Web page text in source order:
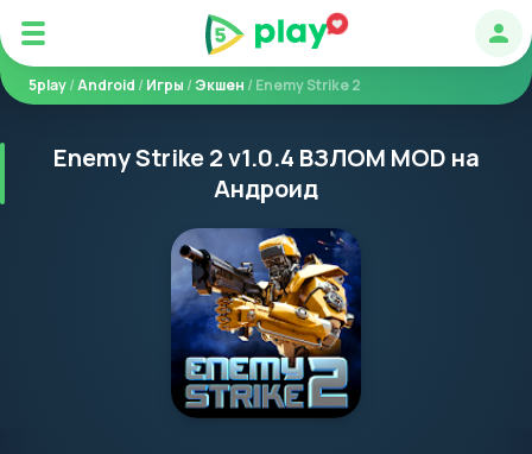
5play/Android /Игры /Экшен / Enemy Strike 2
Enemy Strike 2 v1.0.4 ВЗЛОМ MOD на
Андроид